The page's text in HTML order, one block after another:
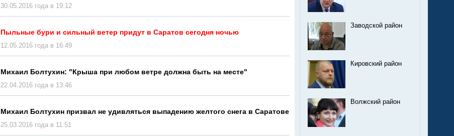
30.05.2016 года в 19:12
Пыльные бури и сильный ветер придут в Саратов сегодня ночью
12.05.2016 года в 16:49
Михаил Болтухин: "Крыша при любом ветре должна быть на месте"
22.04.2016 года в 13:46
Михаил Болтухин призвал не удивляться выпадению желтого снега в Саратове
25.03.2016 года в 11:51
Заводской район
Кировский район
Волжский район